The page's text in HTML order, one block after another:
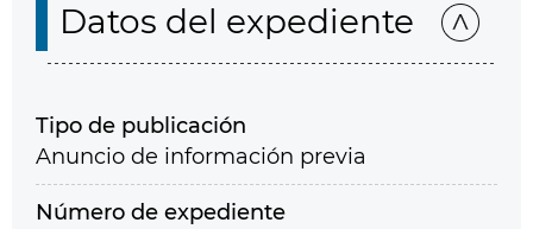
Datos del expediente
Tipo de publicación
Anuncio de información previa
Número de expediente